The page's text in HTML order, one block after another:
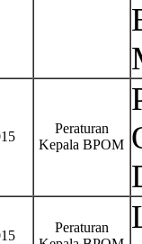
Peraturan
Kepala BPOM
Peraturan